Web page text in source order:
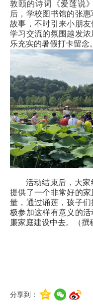
敦颐的诗词《爱莲说
后，学校图书馆的张
故事，不时引来小朋友
学习交流的氛围越发
乐充实的暑假打卡留念。
活动结束后，大
提供了一个非常好的
量，通过诵莲，孩子
极参加这样有意义的
廉家庭建设中去。（撰
分享到：